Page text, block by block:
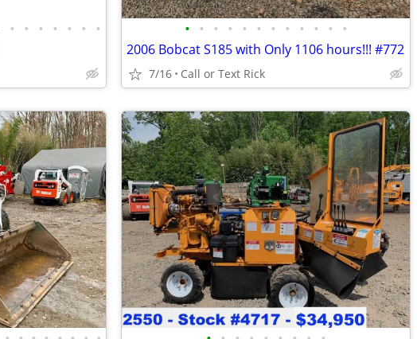
• • • • • • • • • • • • • • • • • • •
2006 Bobcat S185 with Only 1106 hours!!! #772
7/16 Call or Text Rick